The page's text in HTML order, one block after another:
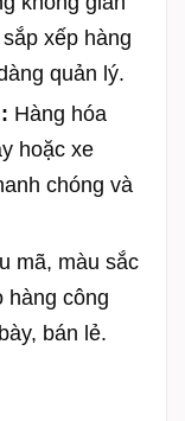
xếp hàng
quản lý.
Hàng hóa
hoặc xe
chóng và
mã, màu sắc
hàng công
bán lẻ.